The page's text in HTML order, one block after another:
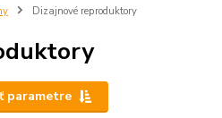
Dizajnové reproduktory
parametre